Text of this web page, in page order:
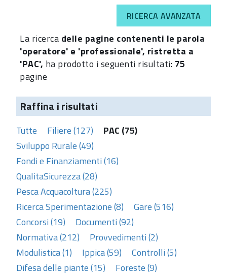
RICERCA AVANZATA
La ricerca delle pagine contenenti le parola
'operatore' e 'professionale', ristretta a
'PAC', ha prodotto i seguenti risultati: 75
pagine
Raffina i risultati
Tutte Filiere (127)
PAC (75)
Sviluppo Rurale (49)
Fondi e Finanziamenti (16)
QualitaSicurezza (28)
Pesca Acquacoltura (225)
Ricerca Sperimentazione (8)
Gare (516)
Concorsi (19)
Documenti (92)
Normativa (212)
Provvedimenti (2)
Modulistica (1)
Ippica (59)
Controlli (5)
Difesa delle piante (15)
Foreste (9)